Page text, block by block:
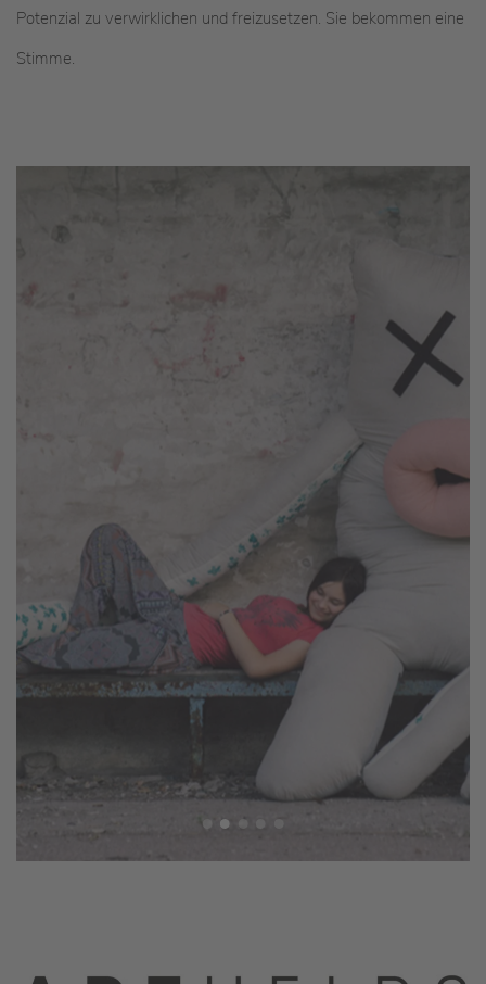
Potenzial zu verwirklichen und freizusetzen. Sie bekommen eine
Stimme.